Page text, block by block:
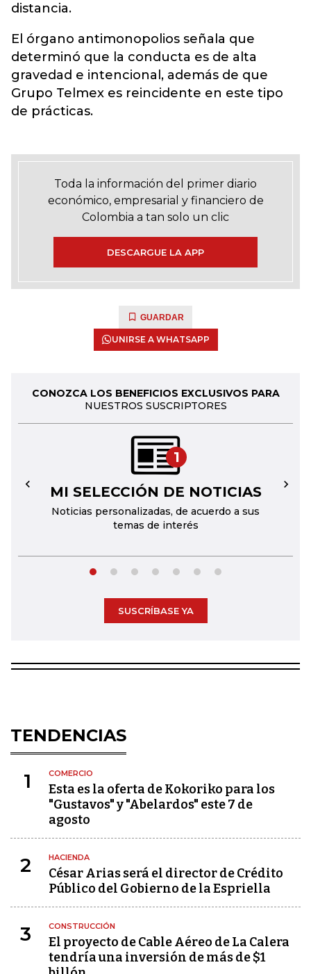
distancia.
El órgano antimonopolios señala que
determinó que la conducta es de alta
gravedad e intencional, además de que
Grupo Telmex es reincidente en este tipo
de prácticas.
Toda la información del primer diario
económico, empresarial y financiero de
Colombia a tan solo un clic
DESCARGUE LA APP
GUARDAR
UNIRSE A WHATSAPP
CONOZCA LOS BENEFICIOS EXCLUSIVOS PARA
NUESTROS SUSCRIPTORES
1
MI SELECCIÓN DE NOTICIAS
Noticias personalizadas, de acuerdo a sus
temas de interés
← →
SUSCRÍBASE YA
TENDENCIAS
1 COMERCIO
Esta es la oferta de Kokoriko para los
"Gustavos" y "Abelardos" este 7 de
agosto
2 HACIENDA
César Arias será el director de Crédito
Público del Gobierno de la Espriella
3 CONSTRUCCIÓN
El proyecto de Cable Aéreo de La Calera
tendría una inversión de más de $1